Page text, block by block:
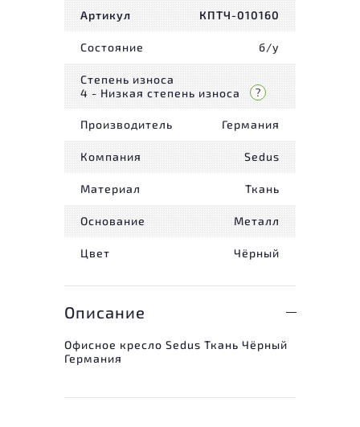
Артикул КПТЧ-010160
Состояние б/у
Степень износа
4 - Низкая степень износа
Производитель Германия
Компания Sedus
Материал Ткань
Основание Металл
Цвет Чёрный
Описание
Офисное кресло Sedus Ткань Чёрный
Германия